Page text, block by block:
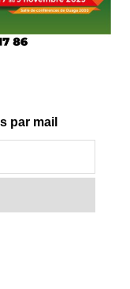
par mail